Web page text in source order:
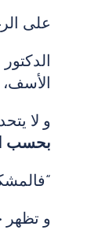
على
و لا
بحسب
و تظهر